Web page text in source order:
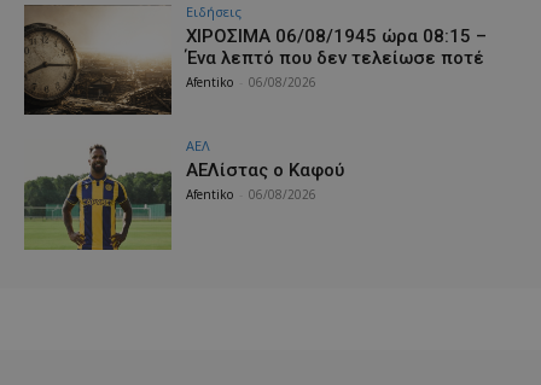
Ειδήσεις
ΧΙΡΟΣΙΜΑ 06/08/1945 ώρα 08:15 –
Ένα λεπτό που δεν τελείωσε ποτέ
Afentiko 06/08/2026
ΑΕΛ
ΑΕΛίστας ο Καφού
Afentiko 06/08/2026